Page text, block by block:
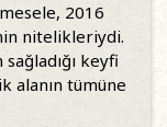
2016
nitelikleriydi.
keyfi
alanın tümüne